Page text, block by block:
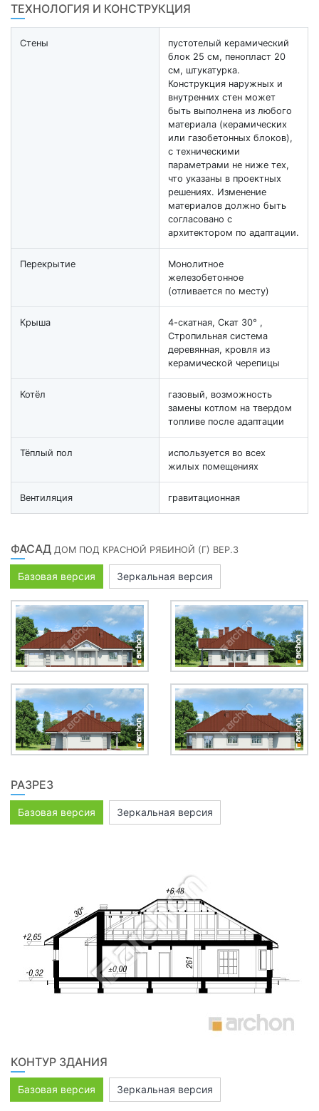
ТЕХНОЛОГИЯ И КОНСТРУКЦИЯ
Стены
пустотелый керамический
блок 25 см, пенопласт 20
см, штукатурка.
Конструкция наружных и
внутренних стен может
быть выполнена из любого
материала (керамических
или газобетонных блоков),
с техническими
параметрами не ниже тех,
что указаны в проектных
решениях. Изменение
материалов должно быть
согласовано с
архитектором по адаптации.
Перекрытие
Монолитное
железобетонное
(отливается по месту)
Крыша
4-скатная, Скат 30° ,
Стропильная система
деревянная, кровля из
керамической черепицы
Котёл
газовый, возможность
замены котлом на твердом
топливе после адаптации
Тёплый пол
используется во всех
жилых помещениях
Вентиляция гравитационная
ФАСАД ДОМ ПОД КРАСНОЙ РЯБИНОЙ (Г) ВЕР.3
Базовая версия Зеркальная версия
РАЗРЕЗ
Базовая версия Зеркальная версия
КОНТУР ЗДАНИЯ
Базовая версия Зеркальная версия